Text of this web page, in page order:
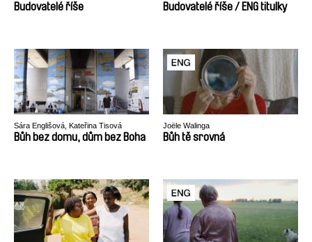
Budovatelé říše Budovatelé říše / ENG titulky
Sára Englišová, Kateřina Tisová
Bůh bez domu, dům bez Boha
Joële Walinga
Bůh tě srovná